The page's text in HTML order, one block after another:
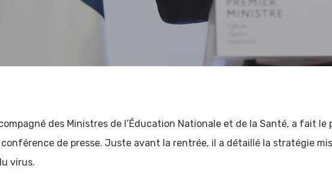
des Ministres de l’Éducation Nationale et de la Santé, a fait le
conférence de presse. Juste avant la rentrée, il a détaillé la stratégie
virus.